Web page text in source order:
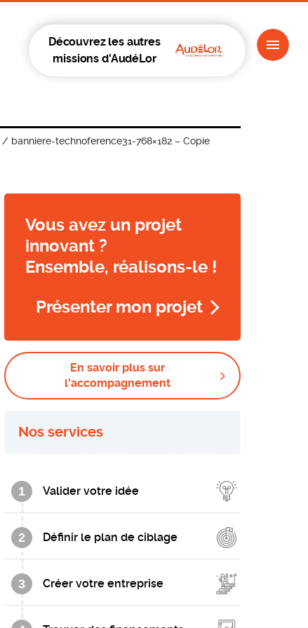
Découvrez les autres
missions d'AudéLor
/ banniere-technoference31-768×182 – Copie
Vous avez un projet
innovant ?
Ensemble, réalisons-le !
Présenter mon projet
En savoir plus sur
l'accompagnement
Nos services
1 Valider votre idée
2 Définir le plan de ciblage
3 Créer votre entreprise